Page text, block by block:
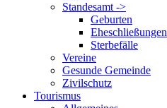
Standesamt ->
Geburten
Eheschließungen
Sterbefälle
Vereine
Gesunde Gemeinde
Zivilschutz
Tourismus